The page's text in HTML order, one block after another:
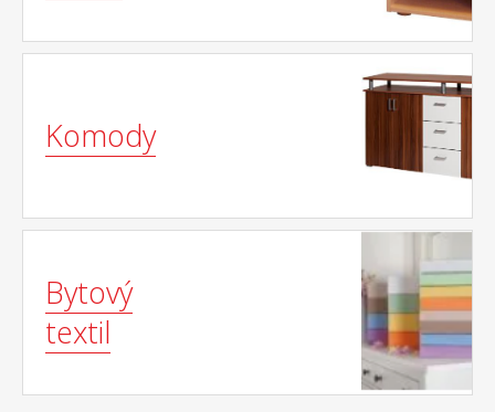
Komody
Bytový
textil